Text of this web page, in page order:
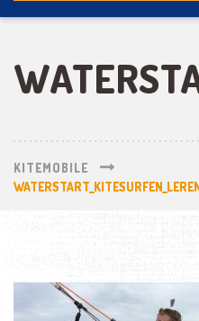
KITEMOBILE